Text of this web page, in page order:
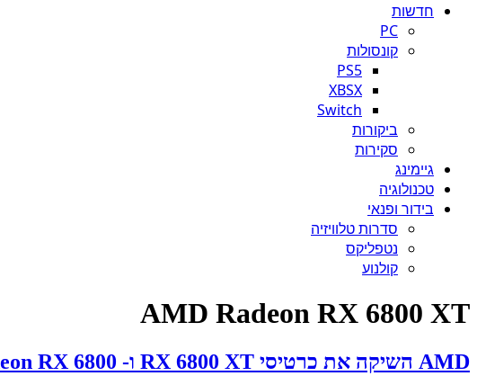
חדשות
PC
קונסולות
PS5
XBSX
Switch
ביקורות
סקירות
גיימינג
טכנולוגיה
בידור ופנאי
סדרות טלוויזיה
נטפליקס
קולנוע
AMD Radeon RX 6800 XT
AMD השיקה את כרטיסי RX 6800 XT ו- Radeon RX 6800, אבל המלאי אזל בכל מקום